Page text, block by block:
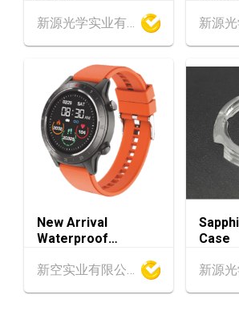
1-5
香港
01.09.2026 -
国际名表荟萃 2026 (香港会议
SEP
香港
01.09.2026 -
香港贸发局香港钟表展 2026 (
心)
2-5
SEP
香港
02.09.2026 -
香港国际时尚汇展 2026 (香港
SEP
一带一路高峰论坛2026
9
SEP
香港
09.09.2026
New Arrival
Waterproof
GPS Smart Watch
新空实业有限公司
Case